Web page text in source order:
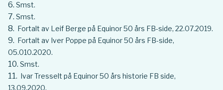
Smst.
Smst.
Fortalt av Leif Berge på Equinor 50 års FB-side, 22.07.2019.
Fortalt av Iver Poppe på Equinor 50 års FB-side,
05.010.2020.
Smst.
Ivar Tresselt på Equinor 50 års historie FB side,
13.09.2020.